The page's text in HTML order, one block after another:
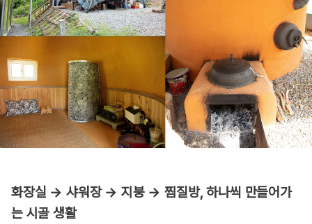
화장실 → 샤워장 → 지붕 → 찜질방, 하나씩 만들어가
는 시골 생활